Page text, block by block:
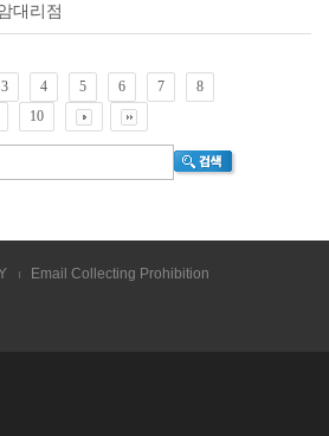
대리점
3 4 5 6 7
8
10
Email Collecting Prohibition